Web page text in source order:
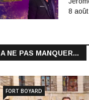
8
A NE PAS MANQUER...
FORT BOYARD